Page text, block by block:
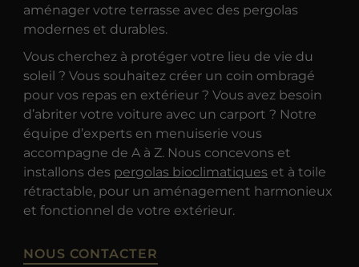
aménager votre terrasse avec des pergolas
modernes et durables.
Vous cherchez à protéger votre lieu de vie du
soleil ? Vous souhaitez créer un coin ombragé
pour vos repas en extérieur ? Vous avez besoin
d’abriter votre voiture avec un carport ? Notre
équipe d’experts en menuiserie vous
accompagne de A à Z. Nous concevons et
installons des pergolas bioclimatiques et à toile
rétractable, pour un aménagement harmonieux
et fonctionnel de votre extérieur.
NOUS CONTACTER